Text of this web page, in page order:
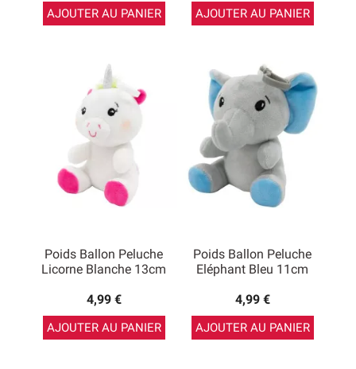
AJOUTER AU PANIER AJOUTER AU PANIER
Poids Ballon Peluche
Licorne Blanche 13cm
4,99 €
AJOUTER AU PANIER
Poids Ballon Peluche
Eléphant Bleu 11cm
4,99 €
AJOUTER AU PANIER